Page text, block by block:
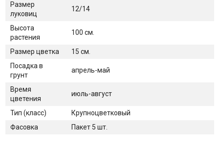
Размер
луковиц
12/14
Высота
растения
100 см.
Размер цветка
15 см.
Посадка в
грунт
апрель-май
Время
цветения
июль-август
Тип (класс)
Крупноцветковый
Фасовка
Пакет 5 шт.